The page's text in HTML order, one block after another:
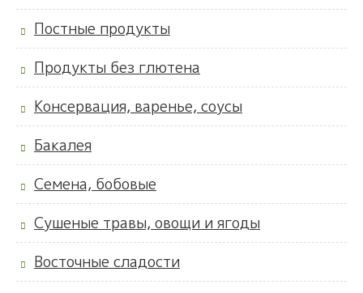
Постные продукты
Продукты без глютена
Консервация, варенье, соусы
Бакалея
Семена, бобовые
Сушеные травы, овощи и ягоды
Восточные сладости